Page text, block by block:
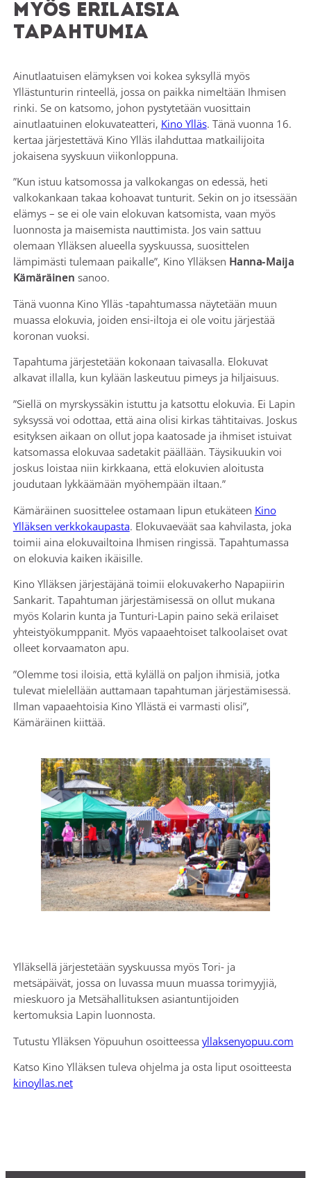
myös erilaisia
tapahtumia
Ainutlaatuisen elämyksen voi kokea syksyllä myös
Yllästunturin rinteellä, jossa on paikka nimeltään Ihmisen
rinki. Se on katsomo, johon pystytetään vuosittain
ainutlaatuinen elokuvateatteri, Kino Ylläs. Tänä vuonna 16.
kertaa järjestettävä Kino Ylläs ilahduttaa matkailijoita
jokaisena syyskuun viikonloppuna.
”Kun istuu katsomossa ja valkokangas on edessä, heti
valkokankaan takaa kohoavat tunturit. Sekin on jo itsessään
elämys – se ei ole vain elokuvan katsomista, vaan myös
luonnosta ja maisemista nauttimista. Jos vain sattuu
olemaan Ylläksen alueella syyskuussa, suosittelen
lämpimästi tulemaan paikalle”, Kino Ylläksen Hanna-Maija
Kämäräinen sanoo.
Tänä vuonna Kino Ylläs -tapahtumassa näytetään muun
muassa elokuvia, joiden ensi-iltoja ei ole voitu järjestää
koronan vuoksi.
Tapahtuma järjestetään kokonaan taivasalla. Elokuvat
alkavat illalla, kun kylään laskeutuu pimeys ja hiljaisuus.
”Siellä on myrskyssäkin istuttu ja katsottu elokuvia. Ei Lapin
syksyssä voi odottaa, että aina olisi kirkas tähtitaivas. Joskus
esityksen aikaan on ollut jopa kaatosade ja ihmiset istuivat
katsomassa elokuvaa sadetakit päällään. Täysikuukin voi
joskus loistaa niin kirkkaana, että elokuvien aloitusta
joudutaan lykkäämään myöhempään iltaan.”
Kämäräinen suosittelee ostamaan lipun etukäteen Kino
Ylläksen verkkokaupasta. Elokuvaeväät saa kahvilasta, joka
toimii aina elokuvailtoina Ihmisen ringissä. Tapahtumassa
on elokuvia kaiken ikäisille.
Kino Ylläksen järjestäjänä toimii elokuvakerho Napapiirin
Sankarit. Tapahtuman järjestämisessä on ollut mukana
myös Kolarin kunta ja Tunturi-Lapin paino sekä erilaiset
yhteistyökumppanit. Myös vapaaehtoiset talkoolaiset ovat
olleet korvaamaton apu.
”Olemme tosi iloisia, että kylällä on paljon ihmisiä, jotka
tulevat mielellään auttamaan tapahtuman järjestämisessä.
Ilman vapaaehtoisia Kino Yllästä ei varmasti olisi”,
Kämäräinen kiittää.
Ylläksellä järjestetään syyskuussa myös Tori- ja
metsäpäivät, jossa on luvassa muun muassa torimyyjiä,
mieskuoro ja Metsähallituksen asiantuntijoiden
kertomuksia Lapin luonnosta.
Tutustu Ylläksen Yöpuuhun osoitteessa yllaksenyopuu.com
Katso Kino Ylläksen tuleva ohjelma ja osta liput osoitteesta
kinoyllas.net